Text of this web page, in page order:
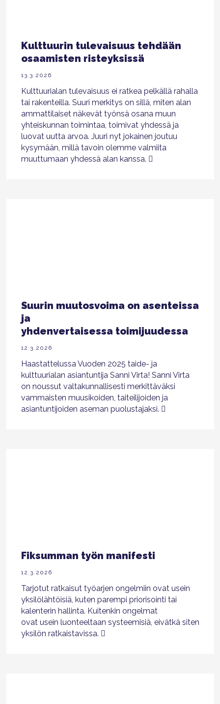
Kulttuurin tulevaisuus tehdään
osaamisten risteyksissä
13.3.2026
Kulttuurialan tulevaisuus ei ratkea pelkällä rahalla
tai rakenteilla. Suuri merkitys on sillä, miten alan
ammattilaiset näkevät työnsä osana muun
yhteiskunnan toimintaa, toimivat yhdessä ja
luovat uutta arvoa. Juuri nyt jokainen joutuu
kysymään, millä tavoin olemme valmiita
muuttumaan yhdessä alan kanssa.
Suurin muutosvoima on asenteissa
ja
yhdenvertaisessa toimijuudessa
12.3.2026
Haastattelussa Vuoden 2025 taide- ja
kulttuurialan asiantuntija Sanni Virta! Sanni Virta
on noussut valtakunnallisesti merkittäväksi
vammaisten muusikoiden, taiteilijoiden ja
asiantuntijoiden aseman puolustajaksi.
Fiksumman työn manifesti
12.3.2026
Tarjotut ratkaisut työarjen ongelmiin ovat usein
yksilölähtöisiä, kuten parempi priorisointi tai
kalenterin hallinta. Kuitenkin ongelmat
ovat usein luonteeltaan systeemisiä, eivätkä siten
yksilön ratkaistavissa.